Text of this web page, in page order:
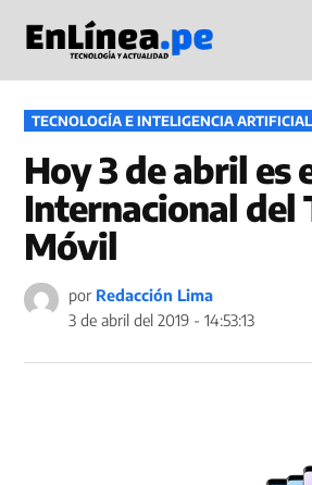
contenido
en
PUBLICADO
EN
TECNOLOGÍA E INTELIGENCIA ARTIFICIAL
Hoy 3 de abril es
Internacional del
Móvil
por Redacción Lima
3 de abril del 2019 - 14:53:13